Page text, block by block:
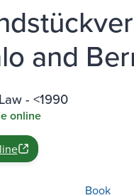
and
- <1990
online
Book